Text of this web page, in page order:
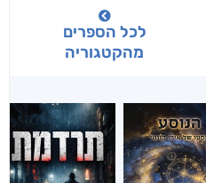
לכל הספרים
מהקטגוריה